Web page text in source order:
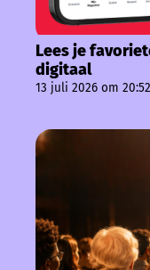
Lees je
digitaal
13 juli 2026 om 20:52